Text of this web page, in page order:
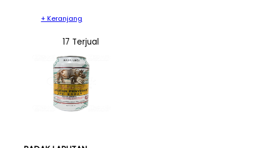
+ Keranjang
17 Terjual